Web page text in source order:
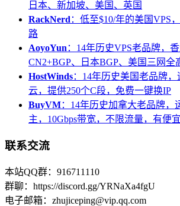
日本、新加坡、美国、英国
RackNerd ：低至$10/年的美国VPS
路
AoyoYun ：14年历史VPS老品牌，
CN2+BGP、日本BGP、美国三网全
HostWinds：14年历史美国老品牌
云，提供250个C段，免费一键换IP
BuyVM：14年历史加拿大老品牌，
主，10Gbps带宽，不限流量，有便
联系交流
本站QQ群：916711110
群聊：https://discord.gg/YRNaXa4fgU
电子邮箱：zhujiceping@vip.qq.com